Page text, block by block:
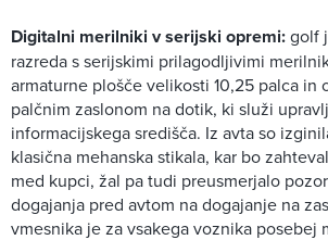
Digitalni merilniki v serijski opremi:golf
razreda s serijskimi prilagodljivimi
armaturne plošče velikosti 10,25 palca in
palčnim zaslonom na dotik, ki služi
informacijskega središča. Iz avta so
klasična mehanska stikala, kar bo
med kupci, žal pa tudi preusmerjalo
dogajanja pred avtom na dogajanje na
vmesnika je za vsakega voznika posebej